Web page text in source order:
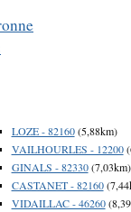
LOZE - 82160(5,88km)
VAILHOURLES - 12200
GINALS - 82330(7,03km)
CASTANET - 82160
VIDAILLAC - 46260